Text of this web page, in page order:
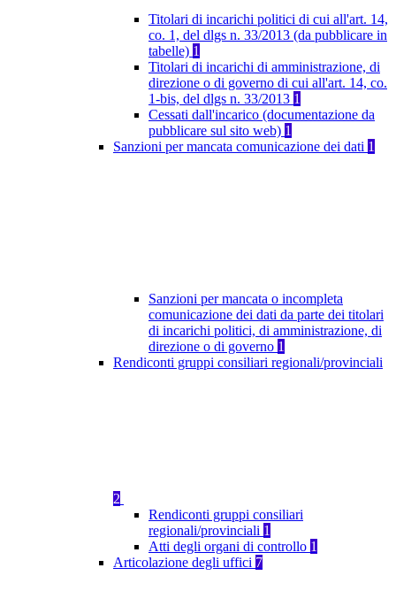
Titolari di incarichi politici di cui all'art. 14,
co. 1, del dlgs n. 33/2013 (da pubblicare in
tabelle) 1
Titolari di incarichi di amministrazione, di
direzione o di governo di cui all'art. 14, co.
1-bis, del dlgs n. 33/2013 1
Cessati dall'incarico (documentazione da
pubblicare sul sito web) 1
Sanzioni per mancata comunicazione dei dati 1
Sanzioni per mancata o incompleta
comunicazione dei dati da parte dei titolari
di incarichi politici, di amministrazione, di
direzione o di governo 1
Rendiconti gruppi consiliari regionali/provinciali
2
Rendiconti gruppi consiliari
regionali/provinciali 1
Atti degli organi di controllo 1
Articolazione degli uffici 7